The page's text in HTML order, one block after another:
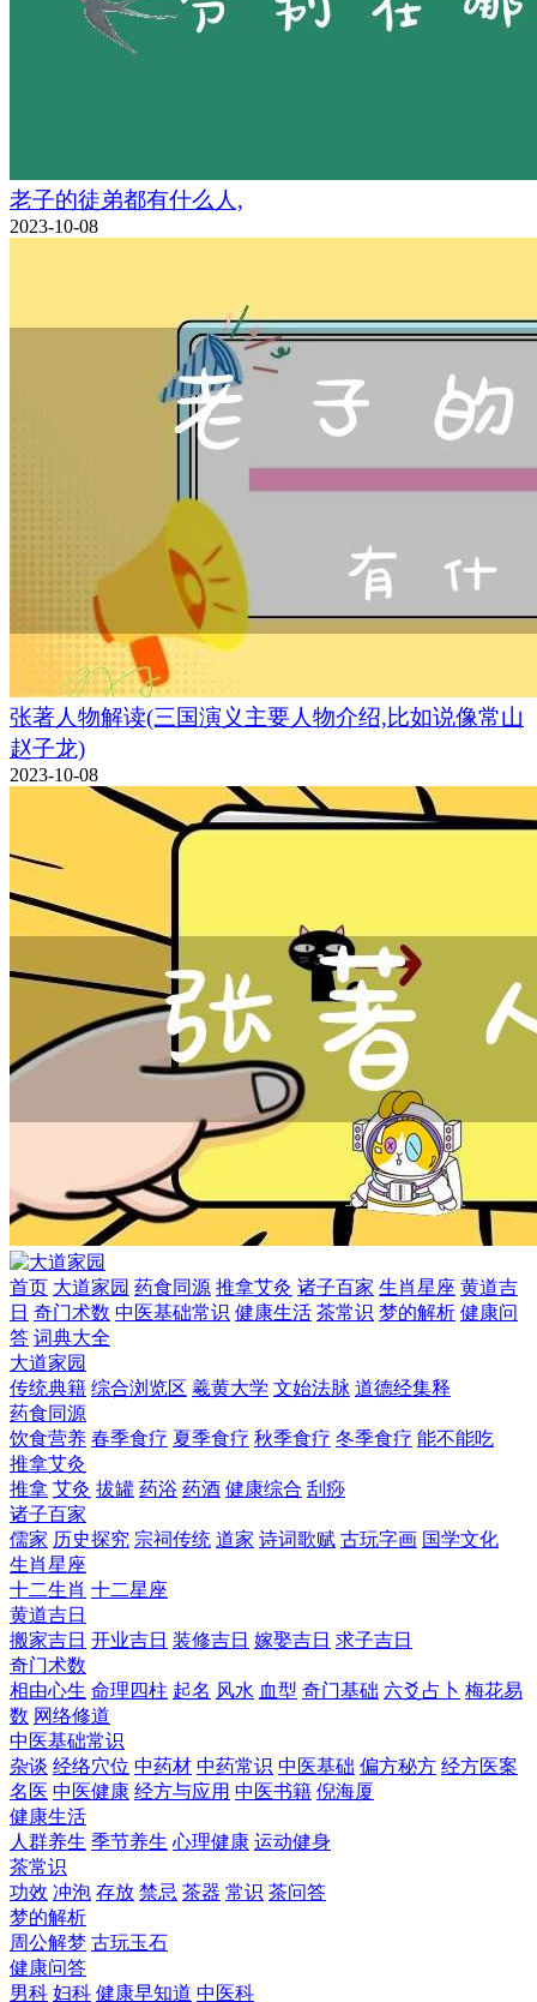
老子的徒弟都有什么人,
2023-10-08
张著人物解读(三国演义主要人物介绍,比如说像常山
赵子龙)
2023-10-08
首页 大道家园 药食同源 推拿艾灸 诸子百家 生肖星座 黄道吉
日 奇门术数 中医基础常识 健康生活 茶常识 梦的解析 健康问
答 词典大全
大道家园
传统典籍 综合浏览区 羲黄大学 文始法脉 道德经集释
药食同源
饮食营养 春季食疗 夏季食疗 秋季食疗 冬季食疗 能不能吃
推拿艾灸
推拿 艾灸 拔罐 药浴 药酒 健康综合 刮痧
诸子百家
儒家 历史探究 宗祠传统 道家 诗词歌赋 古玩字画 国学文化
生肖星座
十二生肖 十二星座
黄道吉日
搬家吉日 开业吉日 装修吉日 嫁娶吉日 求子吉日
奇门术数
相由心生 命理四柱 起名 风水 血型 奇门基础 六爻占卜 梅花易
数 网络修道
中医基础常识
杂谈 经络穴位 中药材 中药常识 中医基础 偏方秘方 经方医案
名医 中医健康 经方与应用 中医书籍 倪海厦
健康生活
人群养生 季节养生 心理健康 运动健身
茶常识
功效 冲泡 存放 禁忌 茶器 常识 茶问答
梦的解析
周公解梦 古玩玉石
健康问答
男科 妇科 健康早知道 中医科